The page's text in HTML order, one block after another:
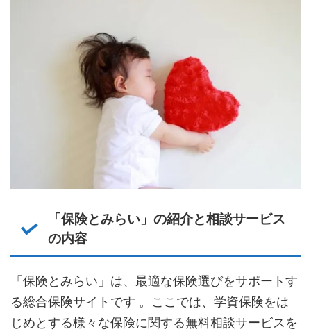
「保険とみらい」の紹介と相談サービス
の内容
「保険とみらい」は、最適な保険選びをサポートす
る総合保険サイトです 。ここでは、学資保険をは
じめとする様々な保険に関する無料相談サービスを